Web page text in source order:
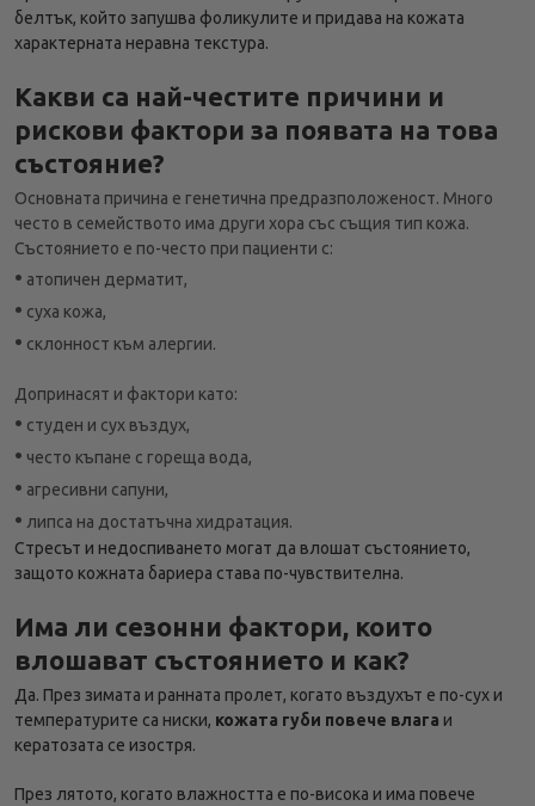
белтък, който запушва фоликулите и придава на кожата
характерната неравна текстура.
Какви са най-честите причини и
рискови фактори за появата на това
състояние?
Основната причина е генетична предразположеност. Много
често в семейството има други хора със същия тип кожа.
Състоянието е по-често при пациенти с:
• атопичен дерматит,
• суха кожа,
• склонност към алергии.
Допринасят и фактори като:
• студен и сух въздух,
• често къпане с гореща вода,
• агресивни сапуни,
• липса на достатъчна хидратация.
Стресът и недоспиването могат да влошат състоянието,
защото кожната бариера става по-чувствителна.
Има ли сезонни фактори, които
влошават състоянието и как?
Да. През зимата и ранната пролет, когато въздухът е по-сух и
температурите са ниски, кожата губи повече влага и
кератозата се изостря.
През лятото, когато влажността е по-висока и има повече